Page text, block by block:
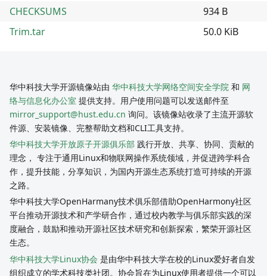
CHECKSUMS
934 B
Trim.tar
50.0 KiB
华中科技大学开源镜像站由 华中科技大学网络空间安全学院 和 网
络与信息化办公室 提供支持。用户使用问题可以发送邮件至
mirror_support@hust.edu.cn 询问。该镜像站收录了主流开源软
件源、安装镜像、完整帮助文档和CLI工具支持。
华中科技大学开放原子开源俱乐部 践行开放、共享、协同、贡献的
理念， 专注于通用Linux和物联网操作系统领域，并促进跨学科合
作，提升技能，分享知识，为国内开源生态系统打造可持续的开源
之路。
华中科技大学OpenHarmany技术俱乐部借助OpenHarmony社区
平台推动开源技术和产学研合作，通过校内教学与俱乐部实践的深
度融合，鼓励和推动开源社区技术研究和创新探索，繁荣开源社区
生态。
华中科技大学Linux协会 是由华中科技大学在校的Linux爱好者自发
组织成立的学术科技类社团。协会旨在为Linux使用者提供一个可以